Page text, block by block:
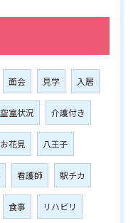
面会 見学 入居
空室状況 介護付き
お花見 八王子
看護師 駅チカ
食事 リハビリ